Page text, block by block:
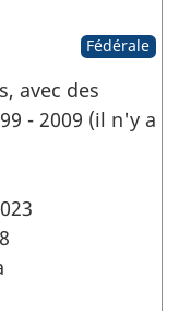
Fédérale
avec des
- 2009 (il n'y a